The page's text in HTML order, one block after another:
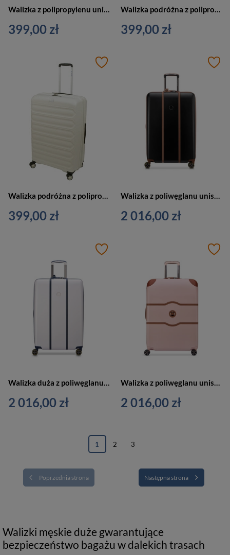
399,00 zł 399,00 zł
Walizka podróżna z polipropylenu unisex Dielle 100 twarda duża biała
399,00 zł
Walizka z poliwęglanu unisex Delsey Cadence duża 76 cm czarna
2 016,00 zł
2 016,00 zł 2 016,00 zł
Poprzednia strona
1 2 3
Następna strona
Walizki męskie duże gwarantujące
bezpieczeństwo bagażu w dalekich trasach